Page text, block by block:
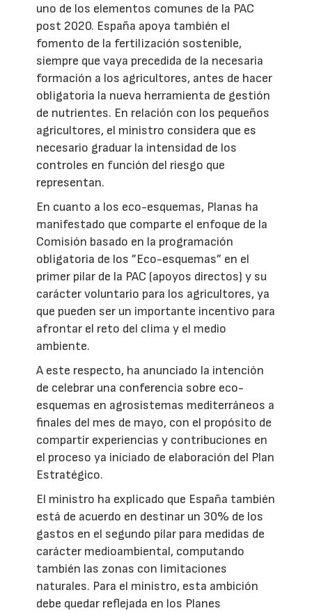
uno de los elementos comunes de la PAC
post 2020. España apoya también el
fomento de la fertilización sostenible,
siempre que vaya precedida de la necesaria
formación a los agricultores, antes de hacer
obligatoria la nueva herramienta de gestión
de nutrientes. En relación con los pequeños
agricultores, el ministro considera que es
necesario graduar la intensidad de los
controles en función del riesgo que
representan.
En cuanto a los eco-esquemas, Planas ha
manifestado que comparte el enfoque de la
Comisión basado en la programación
obligatoria de los ”Eco-esquemas” en el
primer pilar de la PAC (apoyos directos) y su
carácter voluntario para los agricultores, ya
que pueden ser un importante incentivo para
afrontar el reto del clima y el medio
ambiente.
A este respecto, ha anunciado la intención
de celebrar una conferencia sobre eco-
esquemas en agrosistemas mediterráneos a
finales del mes de mayo, con el propósito de
compartir experiencias y contribuciones en
el proceso ya iniciado de elaboración del Plan
Estratégico.
El ministro ha explicado que España también
está de acuerdo en destinar un 30% de los
gastos en el segundo pilar para medidas de
carácter medioambiental, computando
también las zonas con limitaciones
naturales. Para el ministro, esta ambición
debe quedar reflejada en los Planes